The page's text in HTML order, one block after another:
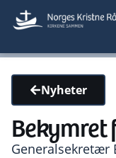
Nyheter
Bekymret
Generalsekretær